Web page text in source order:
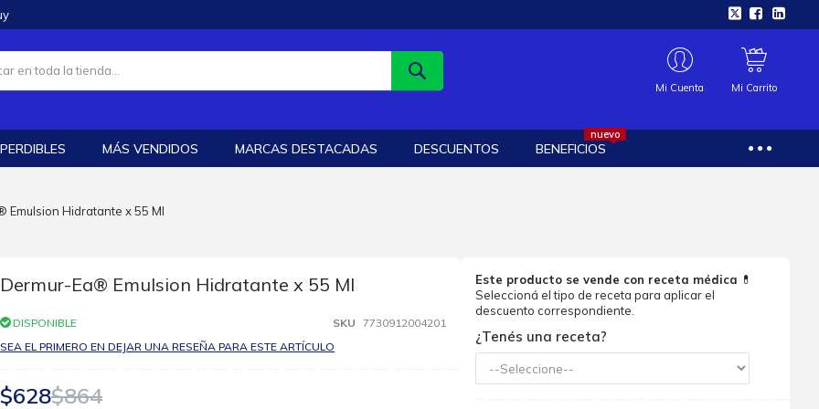
Mi Cuenta Mi Carrito
MÁS VENDIDOS MARCAS DESTACADAS DESCUENTOS BENEFICIOS
nuevo
Emulsion Hidratante x 55 Ml
Dermur-Ea® Emulsion Hidratante x 55 Ml
DISPONIBLE SKU 7730912004201
SEA EL PRIMERO EN DEJAR UNA RESEÑA PARA ESTE ARTÍCULO
$628$864
Este producto se vende con receta médica 💊
Seleccioná el tipo de receta para aplicar el
descuento correspondiente.
¿Tenés una receta?